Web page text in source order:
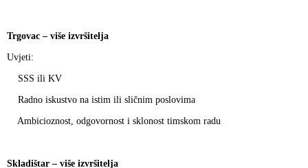
Trgovac – više izvršitelja
Uvjeti:
SSS ili KV
Radno iskustvo na istim ili sličnim poslovima
Ambicioznost, odgovornost i sklonost timskom radu
Skladištar – više izvršitelja